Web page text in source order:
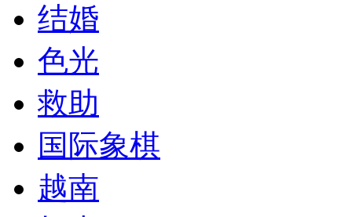
结婚
色光
救助
国际象棋
越南